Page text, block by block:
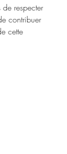
respecter
contribuer
cette